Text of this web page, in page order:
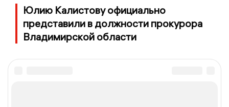
Юлию Калистову официально
представили в должности прокурора
Владимирской области